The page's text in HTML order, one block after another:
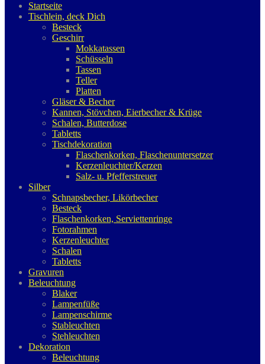
Startseite
Tischlein, deck Dich
Besteck
Geschirr
Mokkatassen
Schüsseln
Tassen
Teller
Platten
Gläser & Becher
Kannen, Stövchen, Eierbecher & Krüge
Schalen, Butterdose
Tabletts
Tischdekoration
Flaschenkorken, Flaschenuntersetzer
Kerzenleuchter/Kerzen
Salz- u. Pfefferstreuer
Silber
Schnapsbecher, Likörbecher
Besteck
Flaschenkorken, Serviettenringe
Fotorahmen
Kerzenleuchter
Schalen
Tabletts
Gravuren
Beleuchtung
Blaker
Lampenfüße
Lampenschirme
Stableuchten
Stehleuchten
Dekoration
Beleuchtung